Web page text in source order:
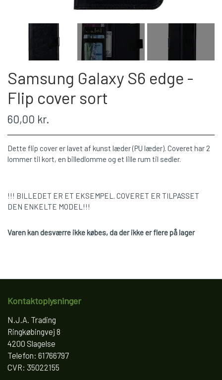
Samsung Galaxy S6 edge -
Flip cover sort
60,00 kr.
Dette flip cover er lavet af kunst læder (PU læder). Coveret har 2
lommer til kort, en billedlomme og et lille rum til sedler.
!!! BILLEDET ER ET EKSEMPEL. COVERET ER TILPASSET
DEN ENKELTE MODEL!!!
Varen kan desværre ikke købes, da der ikke er flere på lager
Kontaktoplysninger
N.J.A. Trading
Ringkøbingvej 8
4200 Slagelse
Telefon: 61766797
CVR: 35022155